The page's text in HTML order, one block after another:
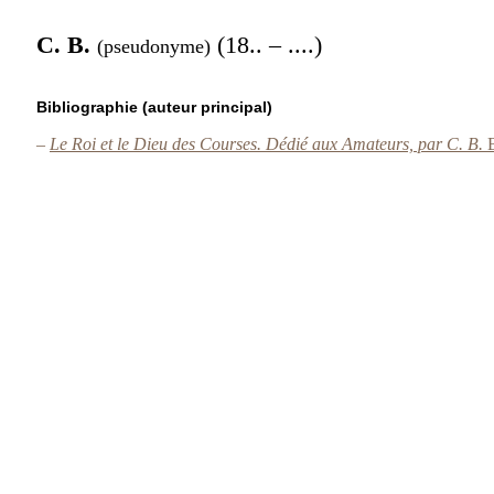
C. B. (pseudonyme) (18.. – ....)
Bibliographie (auteur principal)
– Le Roi et le Dieu des Courses. Dédié aux Amateurs, par C. B.